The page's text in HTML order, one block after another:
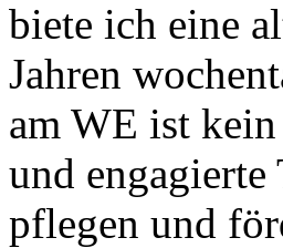
biete ich eine
Jahren
am WE ist
und
pflegen und